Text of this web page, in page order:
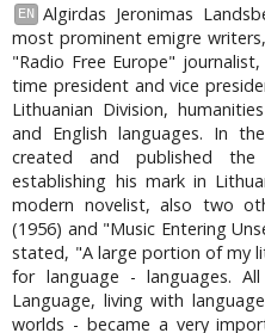
EN
Algirdas Jeronimas
most prominent emigre
"Radio Free Europe"
time president and vice
Lithuanian Division,
and English languages. In
created and published
establishing his mark in
modern novelist, also two
(1956) and "Music Entering
stated, "A large portion of my
for language - languages.
Language, living with
worlds - became a very